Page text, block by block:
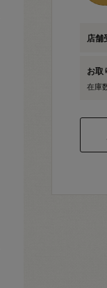
店舗
お取
在庫